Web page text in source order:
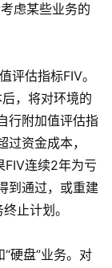
虑某些业务的
估指标FIV。
，将对环境的
行附加值评估指
资金成本，
FIV连续2年为亏
到通过，或重建
止计划。
硬盘”业务。对